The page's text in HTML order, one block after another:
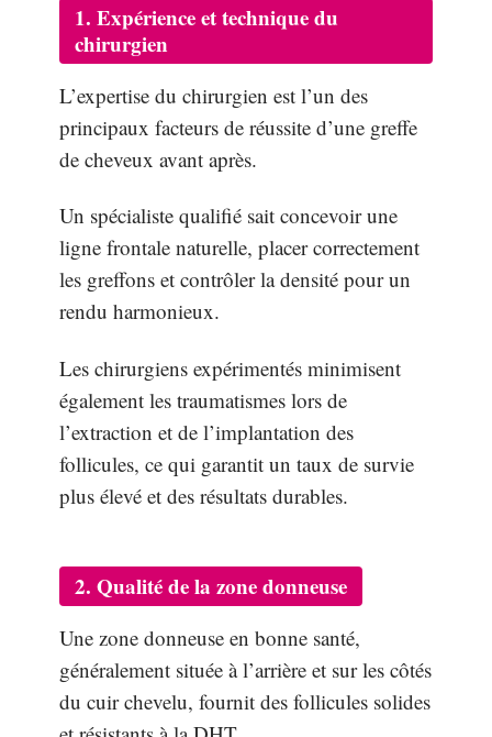
1. Expérience et technique du
chirurgien
L’expertise du chirurgien est l’un des
principaux facteurs de réussite d’une greffe
de cheveux avant après.
Un spécialiste qualifié sait concevoir une
ligne frontale naturelle, placer correctement
les greffons et contrôler la densité pour un
rendu harmonieux.
Les chirurgiens expérimentés minimisent
également les traumatismes lors de
l’extraction et de l’implantation des
follicules, ce qui garantit un taux de survie
plus élevé et des résultats durables.
2. Qualité de la zone donneuse
Une zone donneuse en bonne santé,
généralement située à l’arrière et sur les côtés
du cuir chevelu, fournit des follicules solides